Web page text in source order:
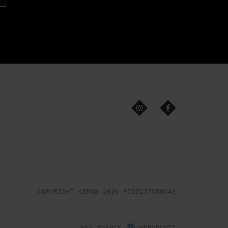
COPYRIGHT KEMON 2026 PI00237580543